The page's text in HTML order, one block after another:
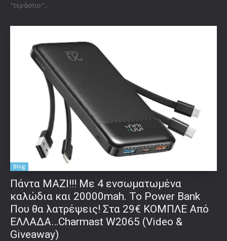
"τεράστιο"...
Blog
Πάντα ΜΑΖΙ!!! Με 4 ενσωματωμένα
καλώδια και 20000mah. Το Power Bank
Που θα λατρέψεις! Στα 29€ ΚΟΜΠΛΕ Από
ΕΛΛΑΔΑ…Charmast W2065 (Video &
Giveaway)